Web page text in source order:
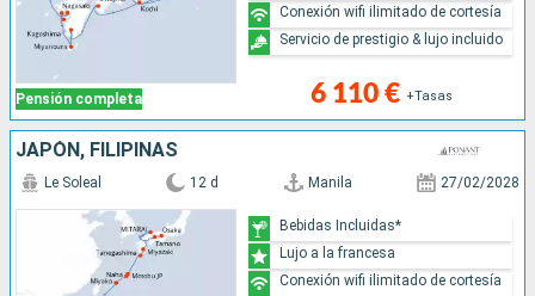
Pensión completa 6 110 € +Tasas
Conexión wifi ilimitado de cortesía
Servicio de prestigio & lujo incluido
JAPÓN, FILIPINAS
Le Soleal 12 d Manila 27/02/2028
Bebidas Incluidas*
Lujo a la francesa
Conexión wifi ilimitado de cortesía